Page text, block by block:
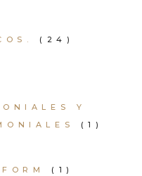
(24)
Y
(1)
(1)